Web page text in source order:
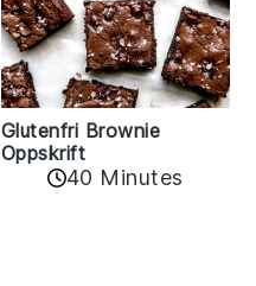
Glutenfri Brownie
Oppskrift
40 Minutes